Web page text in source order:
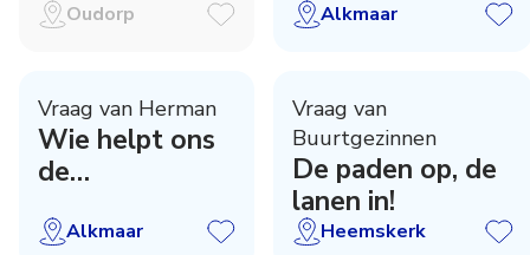
Oudorp
opslagruimte
Alkmaar
Vraag van Herman
Wie helpt ons
de
levend te
Alkmaar
Vraag van
Buurtgezinnen
De paden op, de
lanen in!
Heemskerk